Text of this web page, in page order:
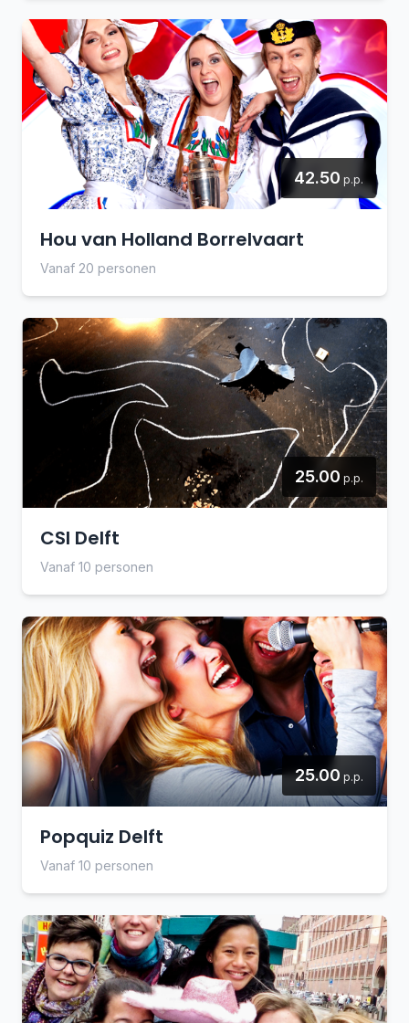
42.50 p.p.
Hou van Holland Borrelvaart
Vanaf 20 personen
25.00 p.p.
CSI Delft
Vanaf 10 personen
25.00 p.p.
Popquiz Delft
Vanaf 10 personen